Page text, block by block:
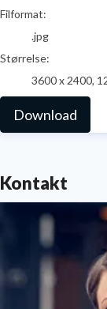
Filformat:
.jpg
Størrelse:
3600 x 2400,
Download
Kontakt